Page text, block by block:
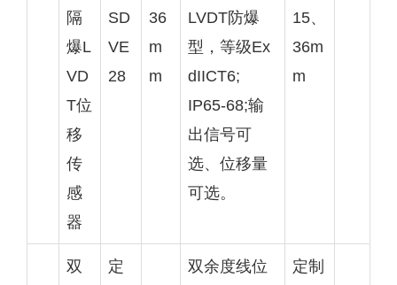
隔
爆L
VD
T位
移
传
感
器
SD
VE
28
36
m
m
LVDT防爆
型，等级Ex
dIICT6;
IP65-68;输
出信号可
选、位移量
可选。
15、
36m
m
双
定
双余度线位
定制